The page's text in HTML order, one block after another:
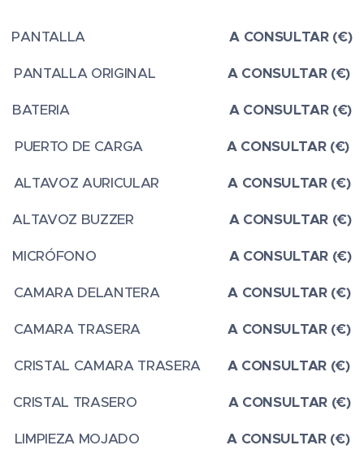
PANTALLAA CONSULTAR (€)
PANTALLA ORIGINALA CONSULTAR (€)
BATERIA A CONSULTAR (€)
PUERTO DE CARGA A CONSULTAR (€)
ALTAVOZ AURICULARA CONSULTAR (€)
ALTAVOZ BUZZER A CONSULTAR (€)
MICRÓFONO A CONSULTAR (€)
CAMARA DELANTERAA CONSULTAR (€)
CAMARA TRASERAA CONSULTAR (€)
CRISTAL CAMARA TRASERA A CONSULTAR (€)
CRISTAL TRASERO A CONSULTAR (€)
LIMPIEZA MOJADOA CONSULTAR (€)